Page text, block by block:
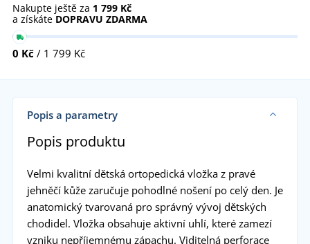
Nakupte ještě za 1 799 Kč
a získáte DOPRAVU ZDARMA
0 Kč / 1 799 Kč
Popis a parametry
Popis produktu
Velmi kvalitní dětská ortopedická vložka z pravé
jehněčí kůže zaručuje pohodlné nošení po celý den. Je
anatomický tvarovaná pro správný vývoj dětských
chodidel. Vložka obsahuje aktivní uhlí, které zamezí
vzniku nepříjemnému zápachu. Viditelná perforace